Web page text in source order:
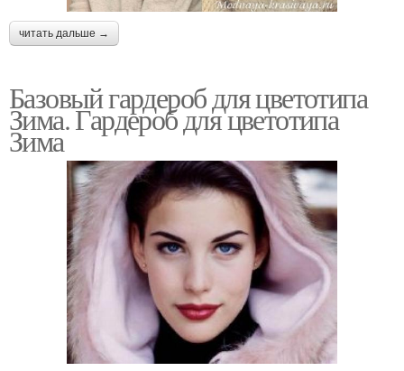
читать дальше →
Базовый гардероб для цветотипа
Зима. Гардероб для цветотипа
Зима